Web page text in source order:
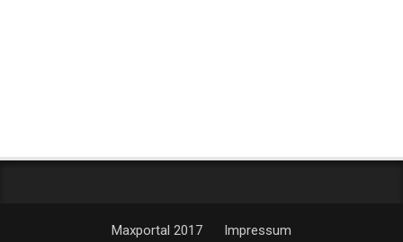
Maxportal 2017 Impressum